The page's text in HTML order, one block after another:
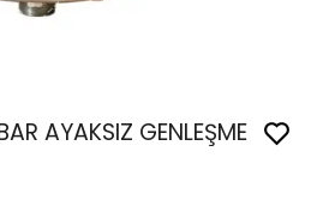
AYAKSIZ GENLEŞME